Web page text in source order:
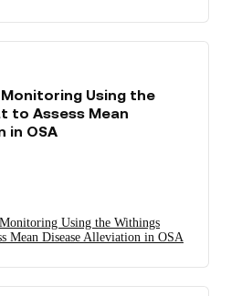
Using the
to Assess Mean
in OSA
Using the Withings
Mean Disease Alleviation in OSA